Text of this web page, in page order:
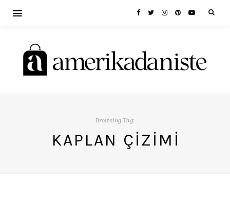
Browsing Tag:
KAPLAN ÇIZIMI